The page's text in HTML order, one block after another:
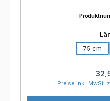
75 cm
Preise inkl. MwSt.